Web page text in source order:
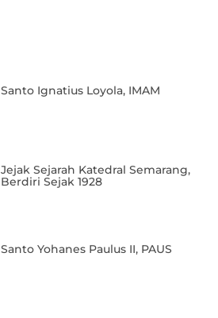
Santo Ignatius Loyola, IMAM
Jejak Sejarah Katedral Semarang,
Berdiri Sejak 1928
Santo Yohanes Paulus II, PAUS